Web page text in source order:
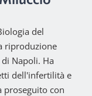
del
riproduzione
Napoli. Ha
dell'infertilità e
proseguito con